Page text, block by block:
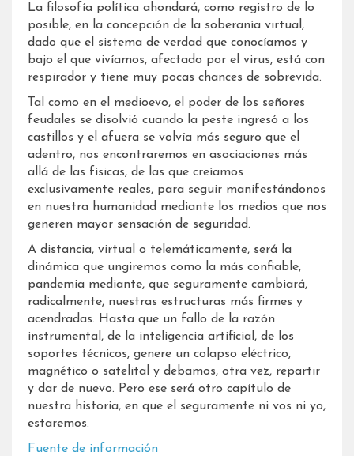
La filosofía política ahondará, como registro de lo
posible, en la concepción de la soberanía virtual,
dado que el sistema de verdad que conocíamos y
bajo el que vivíamos, afectado por el virus, está con
respirador y tiene muy pocas chances de sobrevida.
Tal como en el medioevo, el poder de los señores
feudales se disolvió cuando la peste ingresó a los
castillos y el afuera se volvía más seguro que el
adentro, nos encontraremos en asociaciones más
allá de las físicas, de las que creíamos
exclusivamente reales, para seguir manifestándonos
en nuestra humanidad mediante los medios que nos
generen mayor sensación de seguridad.
A distancia, virtual o telemáticamente, será la
dinámica que ungiremos como la más confiable,
pandemia mediante, que seguramente cambiará,
radicalmente, nuestras estructuras más firmes y
acendradas. Hasta que un fallo de la razón
instrumental, de la inteligencia artificial, de los
soportes técnicos, genere un colapso eléctrico,
magnético o satelital y debamos, otra vez, repartir
y dar de nuevo. Pero ese será otro capítulo de
nuestra historia, en que el seguramente ni vos ni yo,
estaremos.
Fuente de información